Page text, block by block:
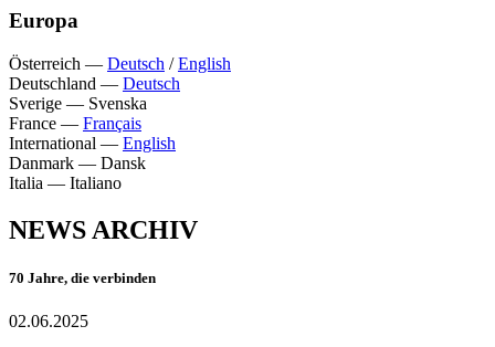
Europa
Österreich — Deutsch /English
Deutschland — Deutsch
Sverige — Svenska
France — Français
International — English
Danmark — Dansk
Italia — Italiano
NEWS ARCHIV
70 Jahre, die verbinden
02.06.2025